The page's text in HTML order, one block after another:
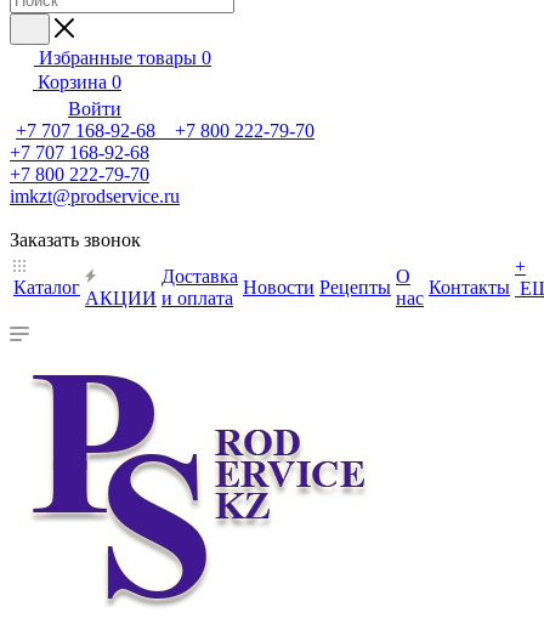
Избранные товары 0
Корзина 0
Войти
+7 707 168-92-68 +7 800 222-79-70
+7 707 168-92-68
+7 800 222-79-70
imkzt@prodservice.ru
Заказать звонок
Каталог
АКЦИИ
Доставка
и оплата
Новости Рецепты
О
нас
Контакты
+